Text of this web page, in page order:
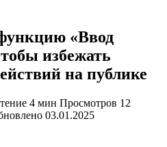
«Ввод
избежать
на публике
4 мин Просмотров 12
03.01.2025